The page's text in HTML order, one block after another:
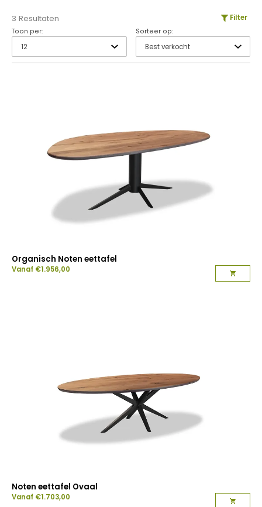
3 Resultaten Filter
Toon per: Sorteer op:
Organisch Noten eettafel
Vanaf €1.956,00
Noten eettafel Ovaal
Vanaf €1.703,00